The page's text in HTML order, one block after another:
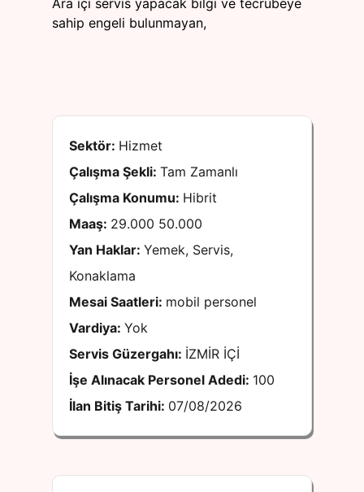
Ara içi servis yapacak bilgi ve tecrübeye
sahip engeli bulunmayan,
Sektör: Hizmet
Çalışma Şekli: Tam Zamanlı
Çalışma Konumu: Hibrit
Maaş: 29.000 50.000
Yan Haklar: Yemek, Servis,
Konaklama
Mesai Saatleri: mobil personel
Vardiya: Yok
Servis Güzergahı: İZMİR İÇİ
İşe Alınacak Personel Adedi: 100
İlan Bitiş Tarihi: 07/08/2026